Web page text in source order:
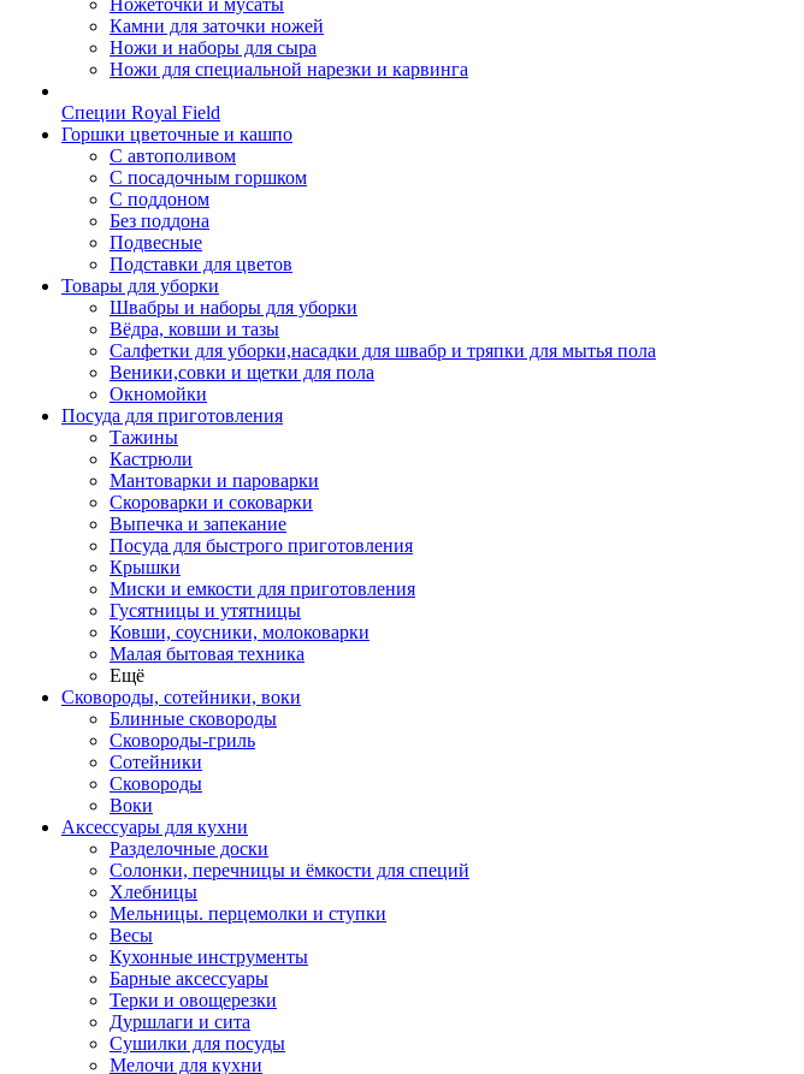
Ножеточки и мусаты
Камни для заточки ножей
Ножи и наборы для сыра
Ножи для специальной нарезки и карвинга
Специи Royal Field
Горшки цветочные и кашпо
С автополивом
С посадочным горшком
С поддоном
Без поддона
Подвесные
Подставки для цветов
Товары для уборки
Швабры и наборы для уборки
Вёдра, ковши и тазы
Салфетки для уборки,насадки для швабр и тряпки для мытья пола
Веники,совки и щетки для пола
Окномойки
Посуда для приготовления
Тажины
Кастрюли
Мантоварки и пароварки
Скороварки и соковарки
Выпечка и запекание
Посуда для быстрого приготовления
Крышки
Миски и емкости для приготовления
Гусятницы и утятницы
Ковши, соусники, молоковарки
Малая бытовая техника
Ещё
Сковороды, сотейники, воки
Блинные сковороды
Сковороды-гриль
Сотейники
Сковороды
Воки
Аксессуары для кухни
Разделочные доски
Солонки, перечницы и ёмкости для специй
Хлебницы
Мельницы. перцемолки и ступки
Весы
Кухонные инструменты
Барные аксессуары
Терки и овощерезки
Дуршлаги и сита
Сушилки для посуды
Мелочи для кухни